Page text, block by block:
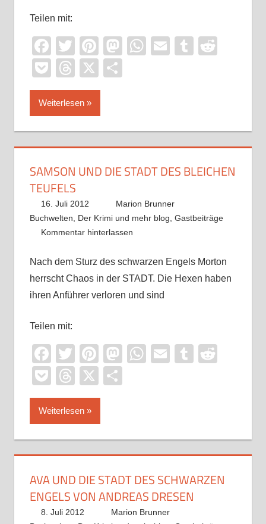
Teilen mit:
Facebook
TwitterPinterest
Mastodon
WhatsApp
EmailTumblr
PocketThreads
X
Weiterlesen
SAMSON UND DIE STADT DES BLEICHEN
TEUFELS
16. Juli 2012
Marion Brunner
Buchwelten, Der Krimi und mehr blog, Gastbeiträge
Kommentar hinterlassen
Nach dem Sturz des schwarzen Engels Morton
herrscht Chaos in der STADT. Die Hexen haben
ihren Anführer verloren und sind
Teilen mit:
Facebook
TwitterPinterest
Mastodon
WhatsApp
EmailTumblr
PocketThreads
X
Weiterlesen
AVA UND DIE STADT DES SCHWARZEN
ENGELS VON ANDREAS DRESEN
8. Juli 2012
Marion Brunner